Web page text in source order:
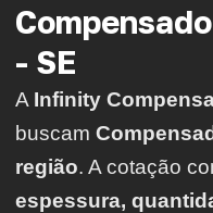
- SE
A Infinity
buscam
região. A cotação
espessura,